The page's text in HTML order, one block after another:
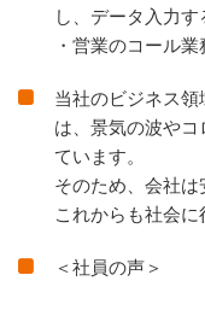
し、データ入力す
・営業のコール
当社のビジネス領
は、景気の波や
ています。
そのため、会社は
これからも社会に
＜社員の声＞